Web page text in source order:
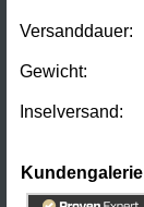
Versanddauer:
Gewicht:
Inselversand:
Kundengalerie